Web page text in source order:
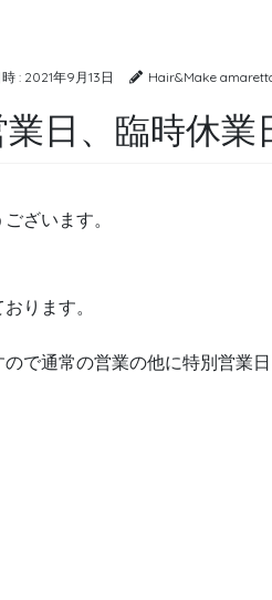
: 2021年9月13日 Hair&Make
日、臨時休業
ざいます。
ります。
で通常の営業の他に特別営業